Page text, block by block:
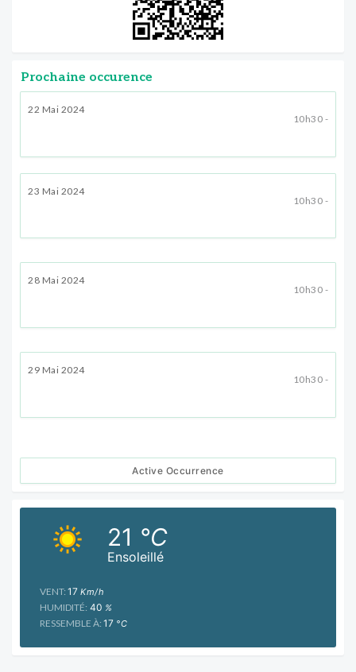
Prochaine occurence
22 Mai 2024
10h30 -
23 Mai 2024
10h30 -
28 Mai 2024
10h30 -
29 Mai 2024
10h30 -
Active Occurrence
Ensoleillé
21 °C
VENT: 17 Km/h
HUMIDITÉ: 40 %
RESSEMBLE À: 17 °C